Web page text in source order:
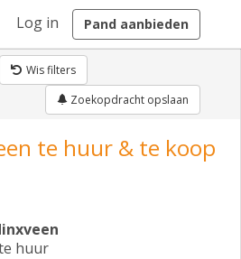
Log in Pand aanbieden
Wis filters
Zoekopdracht opslaan
te huur & te koop
huur